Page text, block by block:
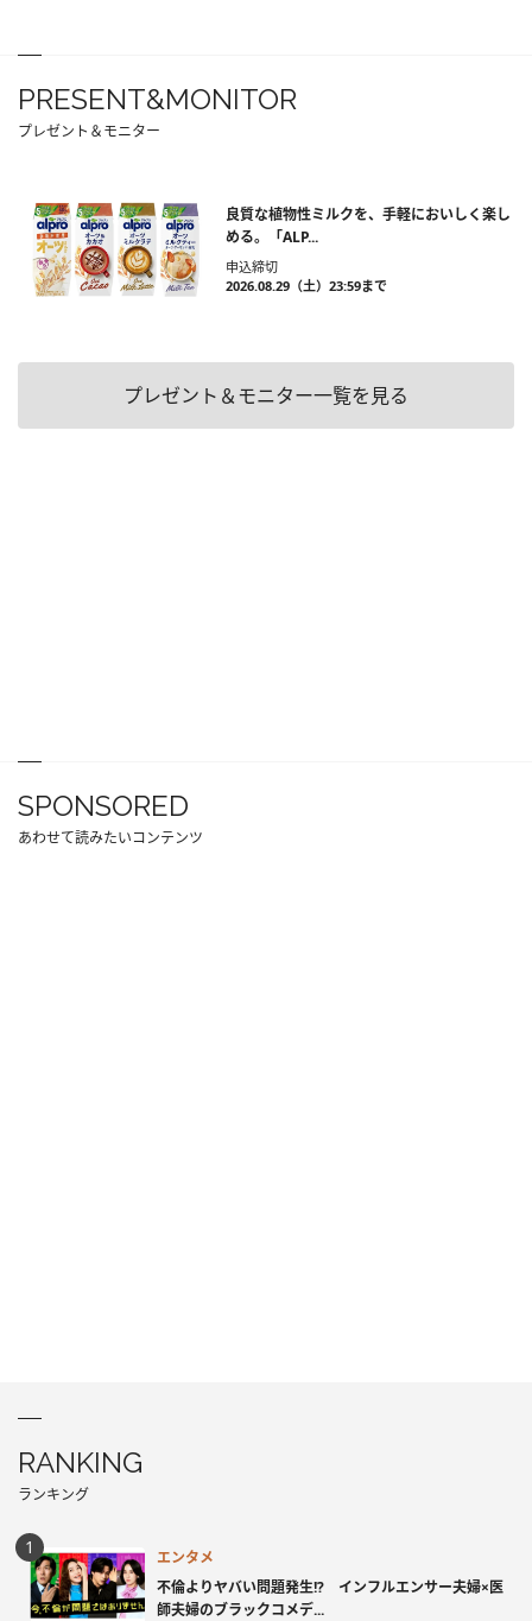
PRESENT&MONITOR
プレゼント＆モニター
良質な植物性ミルクを、手軽においしく楽し
める。「ALP...
申込締切
2026.08.29（土）23:59まで
プレゼント＆モニター一覧を見る
SPONSORED
あわせて読みたいコンテンツ
RANKING
ランキング
エンタメ
不倫よりヤバい問題発生!? インフルエンサー夫婦×医
師夫婦のブラックコメデ...